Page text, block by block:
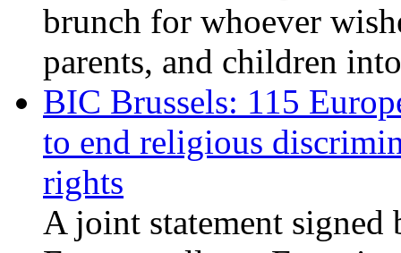
brunch for whoever
parents, and children
BIC Brussels: 115
to end religious
rights
A joint statement signed